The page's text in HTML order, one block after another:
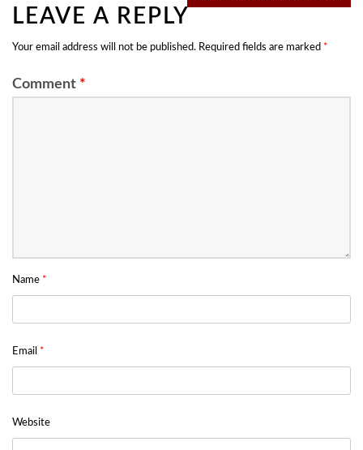
LEAVE A REPLY
Your email address will not be published. Required fields are marked *
Comment *
Name *
Email *
Website